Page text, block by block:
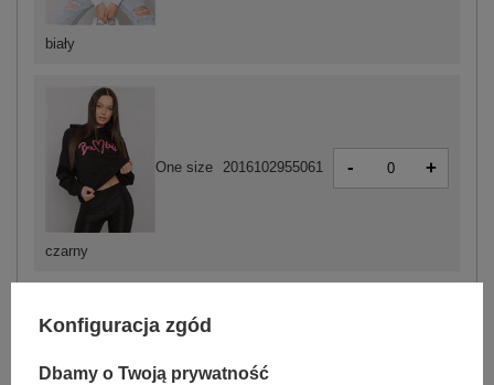
czarny
One size 2016102955061 - +
One size 2016102967507
biały
Konfiguracja zgód
Dbamy o Twoją prywatność